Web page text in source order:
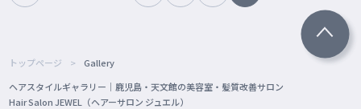
トップページ
Gallery
ヘアスタイルギャラリー｜鹿児島・天文館の美容室・髪質改善サロン
Hair Salon JEWEL（ヘアーサロン ジュエル）